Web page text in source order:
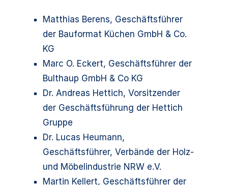
Matthias Berens, Geschäftsführer
der Bauformat Küchen GmbH & Co.
KG
Marc O. Eckert, Geschäftsführer der
Bulthaup GmbH & Co KG
Dr. Andreas Hettich, Vorsitzender
der Geschäftsführung der Hettich
Gruppe
Dr. Lucas Heumann,
Geschäftsführer, Verbände der Holz-
und Möbelindustrie NRW e.V.
Martin Kellert, Geschäftsführer der